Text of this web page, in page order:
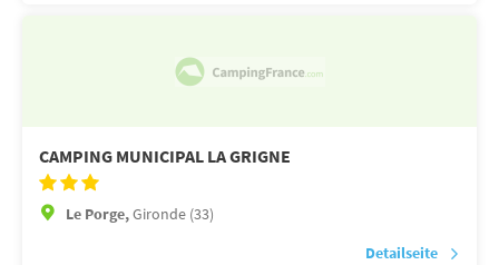
CAMPING MUNICIPAL LA GRIGNE
Le Porge,Gironde (33)
Detailseite